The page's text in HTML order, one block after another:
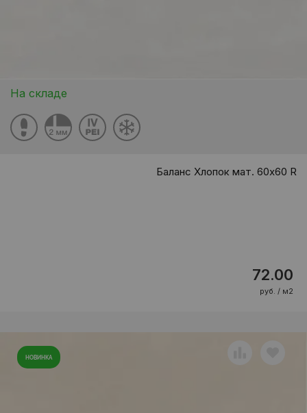
На складе
Баланс Хлопок мат. 60x60 R
72.00
руб. / м2
НОВИНКА